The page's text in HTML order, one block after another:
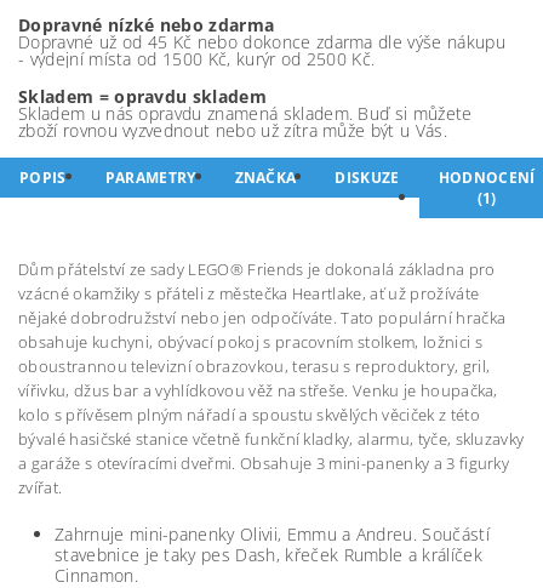
Dopravné nízké nebo zdarma
Dopravné už od 45 Kč nebo dokonce zdarma dle výše nákupu
- výdejní místa od 1500 Kč, kurýr od 2500 Kč.
Skladem = opravdu skladem
Skladem u nás opravdu znamená skladem. Buď si můžete
zboží rovnou vyzvednout nebo už zítra může být u Vás.
POPIS PARAMETRY ZNAČKA DISKUZE
HODNOCENÍ
(1)
Dům přátelství ze sady LEGO® Friends je dokonalá základna pro
vzácné okamžiky s přáteli z městečka Heartlake, ať už prožíváte
nějaké dobrodružství nebo jen odpočíváte. Tato populární hračka
obsahuje kuchyni, obývací pokoj s pracovním stolkem, ložnici s
oboustrannou televizní obrazovkou, terasu s reproduktory, gril,
vířivku, džus bar a vyhlídkovou věž na střeše. Venku je houpačka,
kolo s přívěsem plným nářadí a spoustu skvělých věciček z této
bývalé hasičské stanice včetně funkční kladky, alarmu, tyče, skluzavky
a garáže s otevíracími dveřmi. Obsahuje 3 mini-panenky a 3 figurky
zvířat.
Zahrnuje mini-panenky Olivii, Emmu a Andreu. Součástí
stavebnice je taky pes Dash, křeček Rumble a králíček
Cinnamon.